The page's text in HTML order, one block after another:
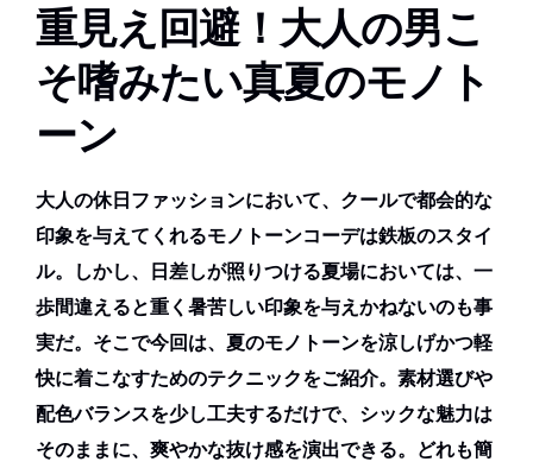
重見え回避！大人の男こ
そ嗜みたい真夏のモノト
ーン
大人の休日ファッションにおいて、クールで都会的な
印象を与えてくれるモノトーンコーデは鉄板のスタイ
ル。しかし、日差しが照りつける夏場においては、一
歩間違えると重く暑苦しい印象を与えかねないのも事
実だ。そこで今回は、夏のモノトーンを涼しげかつ軽
快に着こなすためのテクニックをご紹介。素材選びや
配色バランスを少し工夫するだけで、シックな魅力は
そのままに、爽やかな抜け感を演出できる。どれも簡